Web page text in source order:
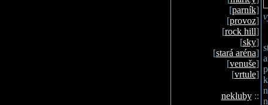
[parník]
[provoz]
[rock hill]
[sky]
[stará aréna]
[venuše]
[vrtule]
nekluby::